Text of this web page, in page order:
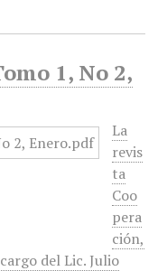
1, No 2,
La
revis
ta
Coo
pera
ción,
del Lic. Julio